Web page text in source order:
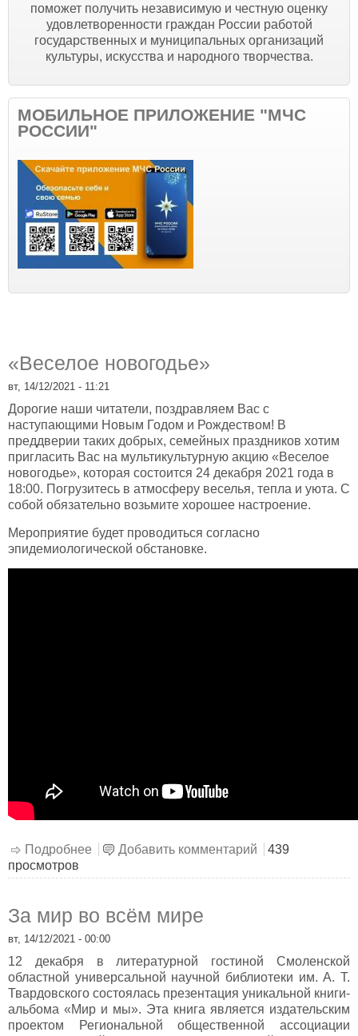
поможет получить независимую и честную оценку
удовлетворенности граждан России работой
государственных и муниципальных организаций
культуры, искусства и народного творчества.
МОБИЛЬНОЕ ПРИЛОЖЕНИЕ "МЧС
РОССИИ"
«Веселое новогодье»
вт, 14/12/2021 - 11:21
Дорогие наши читатели, поздравляем Вас с
наступающими Новым Годом и Рождеством! В
преддверии таких добрых, семейных праздников хотим
пригласить Вас на мультикультурную акцию «Веселое
новогодье», которая состоится 24 декабря 2021 года в
18:00. Погрузитесь в атмосферу веселья, тепла и уюта. С
собой обязательно возьмите хорошее настроение.
Мероприятие будет проводиться согласно
эпидемиологической обстановке.
Подробнее о «Веселое новогодье»
Добавить комментарий
439
просмотров
За мир во всём мире
вт, 14/12/2021 - 00:00
12 декабря в литературной гостиной Смоленской
областной универсальной научной библиотеки им. А. Т.
Твардовского состоялась презентация уникальной книги-
альбома «Мир и мы». Эта книга является издательским
проектом Региональной общественной ассоциации